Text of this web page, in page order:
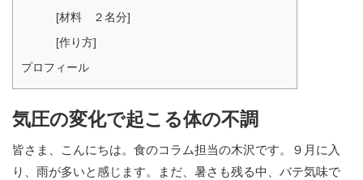
[材料 ２名分]
[作り方]
プロフィール
気圧の変化で起こる体の不調
皆さま、こんにちは。食のコラム担当の木沢です。９月に入
り、雨が多いと感じます。まだ、暑さも残る中、バテ気味で